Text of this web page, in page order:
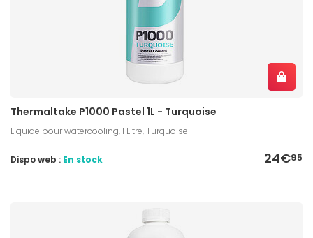
Thermaltake P1000 Pastel 1L - Turquoise
Liquide pour watercooling, 1 Litre, Turquoise
24€95
Dispo web : En stock